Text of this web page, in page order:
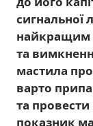
сигнальної
найкращим
та
мастила
варто
та
показник